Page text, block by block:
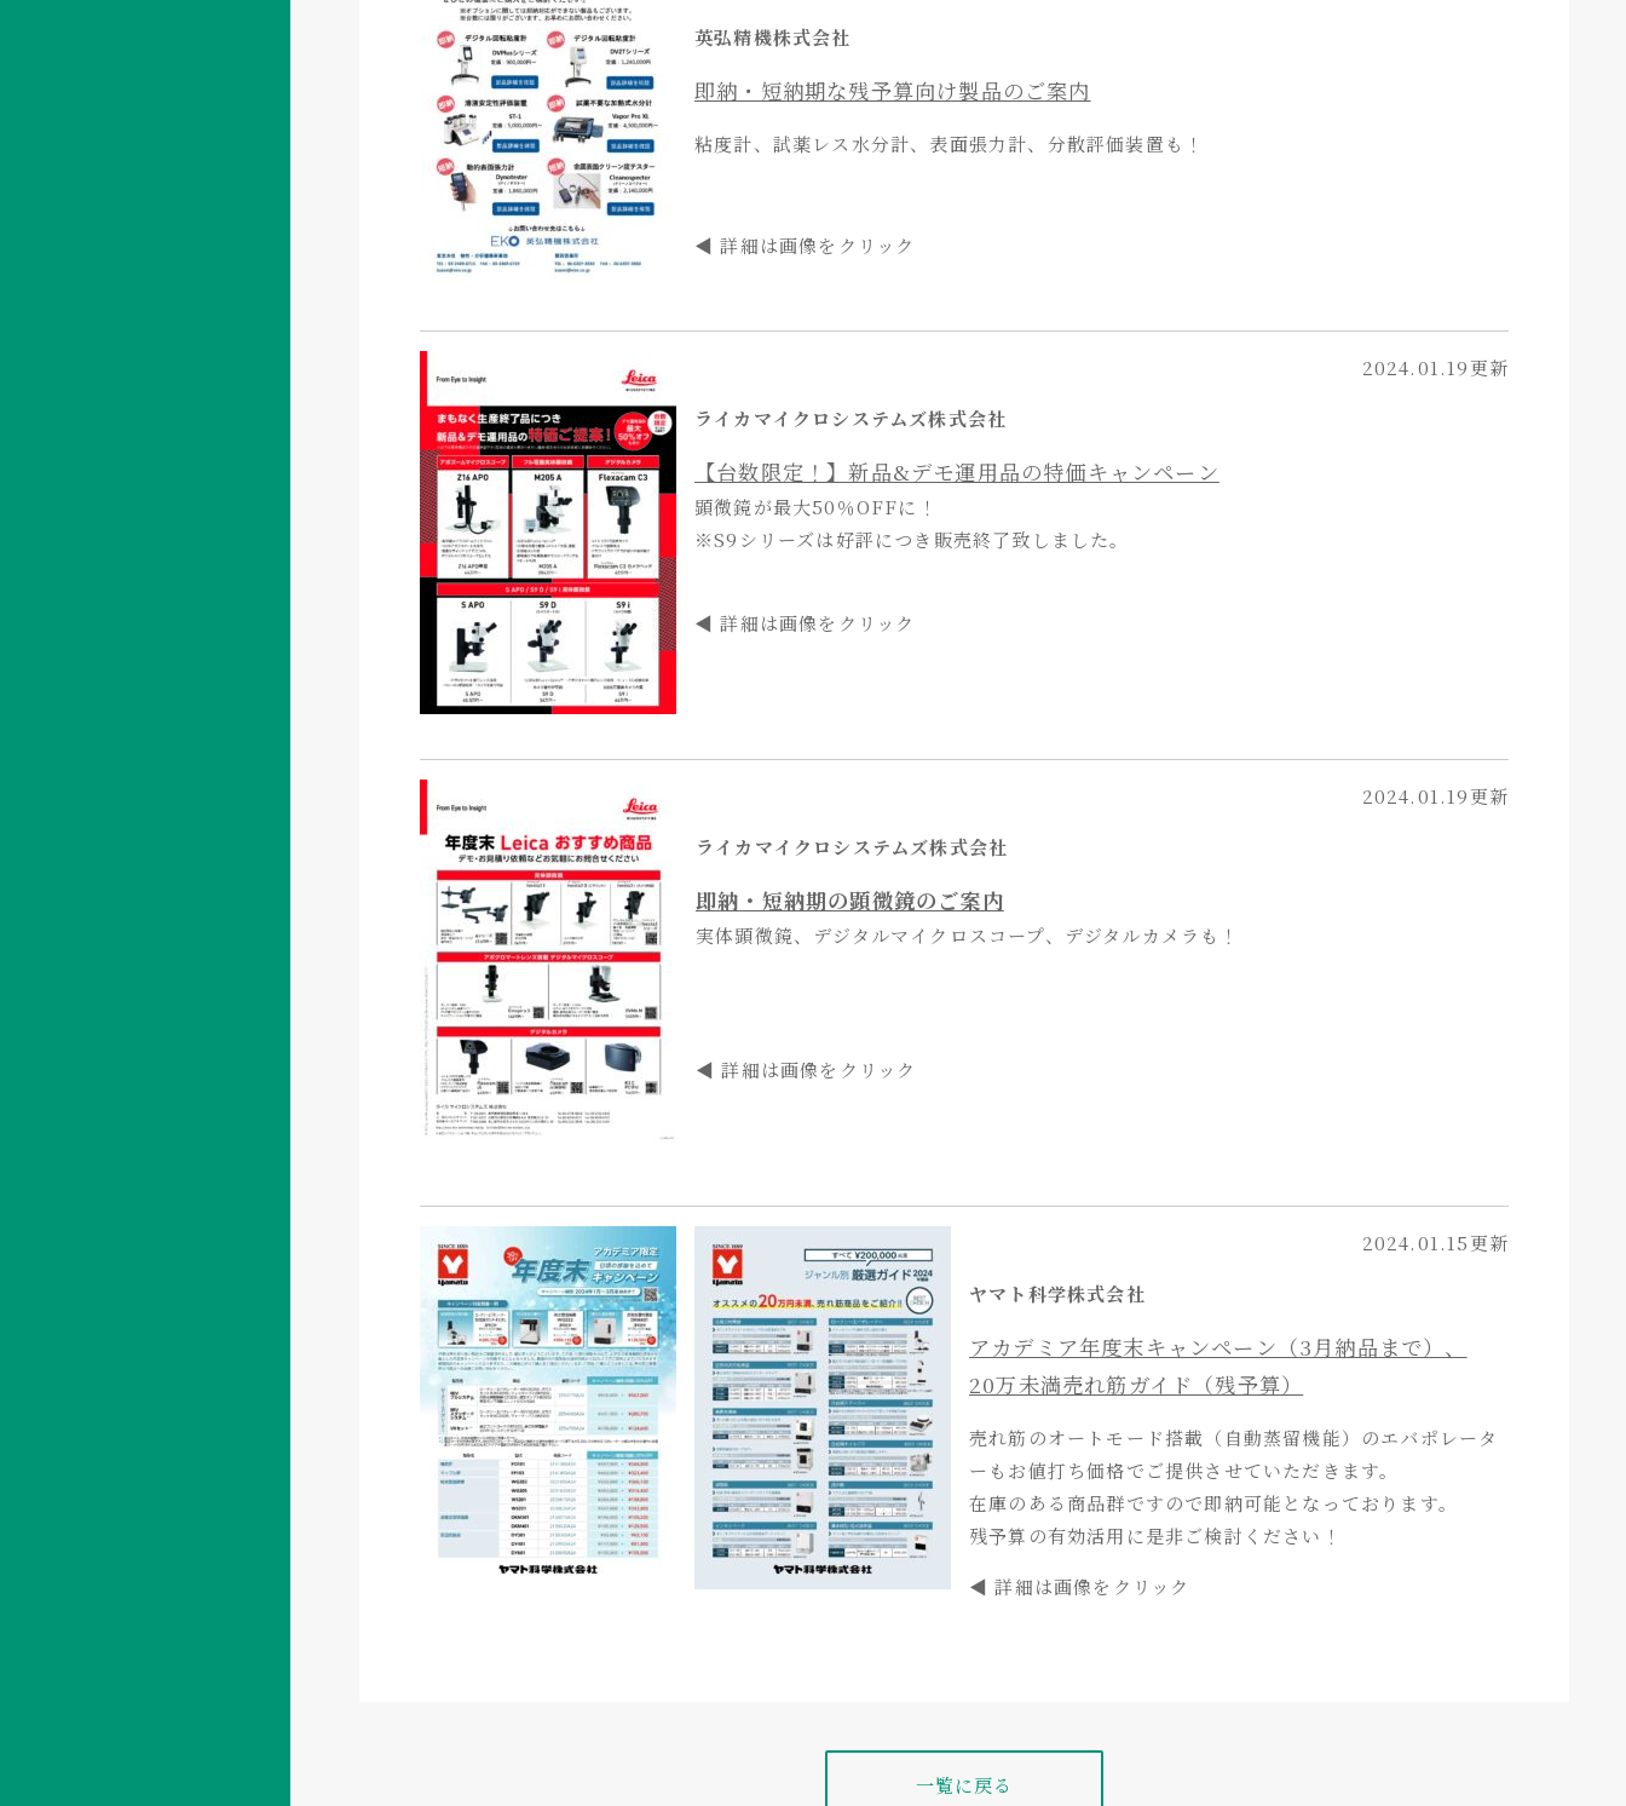
英弘精機株式会社
即納・短納期な残予算向け製品のご案内
粘度計、試薬レス水分計、表面張力計、分散評価装置も！
◀ 詳細は画像をクリック
2024.01.19更新
ライカマイクロシステムズ株式会社
【台数限定！】新品&デモ運用品の特価キャンペーン
顕微鏡が最大50％OFFに！
※S9シリーズは好評につき販売終了致しました。
◀ 詳細は画像をクリック
2024.01.19更新
ライカマイクロシステムズ株式会社
即納・短納期の顕微鏡のご案内
実体顕微鏡、デジタルマイクロスコープ、デジタルカメラも！
◀ 詳細は画像をクリック
2024.01.15更新
ヤマト科学株式会社
アカデミア年度末キャンペーン（3月納品まで）、
20万未満売れ筋ガイド（残予算）
売れ筋のオートモード搭載（自動蒸留機能）のエバポレータ
ーもお値打ち価格でご提供させていただきます。
在庫のある商品群ですので即納可能となっております。
残予算の有効活用に是非ご検討ください！
◀ 詳細は画像をクリック
一覧に戻る